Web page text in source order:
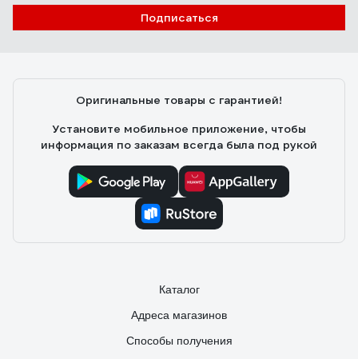
Подписаться
Оригинальные товары с гарантией!
Установите мобильное приложение, чтобы
информация по заказам всегда была под рукой
Каталог
Адреса магазинов
Способы получения